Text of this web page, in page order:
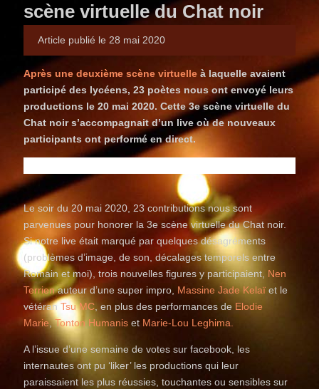
scène virtuelle du Chat noir
Article publié le 28 mai 2020
Après une deuxième scène virtuelle à laquelle avaient
participé des lycéens, 23 poètes nous ont envoyé leurs
productions le 20 mai 2020. Cette 3e scène virtuelle du
Chat noir s’accompagnait d’un live où de nouveaux
participants ont performé en direct.
Le soir du 20 mai 2020, 23 contributions nous sont
parvenues pour honorer la 3e scène virtuelle du Chat noir.
Si notre live était marqué par quelques désagréments
(problèmes d’image, de son, décalages temporels entre
Romain et moi), trois nouvelles figures y participaient, Nen
Terrienauteur d’une super impro, Massine Jade Kelaï et le
vétéranTsu MC, en plus des performances de Elodie
Marie,Tonton Humanis et Marie-Lou Leghima.
A l’issue d’une semaine de votes sur facebook, les
internautes ont pu ‘liker’ les productions qui leur
paraissaient les plus réussies, touchantes ou sensibles sur